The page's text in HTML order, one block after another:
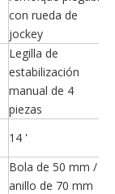
con rueda de
jockey
Legilla de
estabilización
manual de 4
piezas
14 '
Bola de 50 mm /
anillo de 70 mm